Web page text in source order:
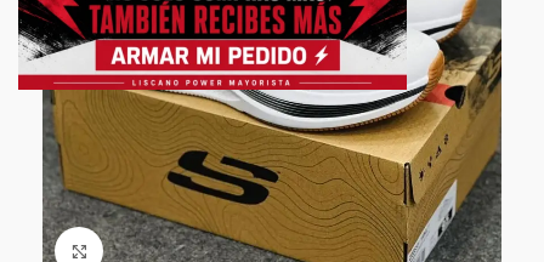
Click to enlarge